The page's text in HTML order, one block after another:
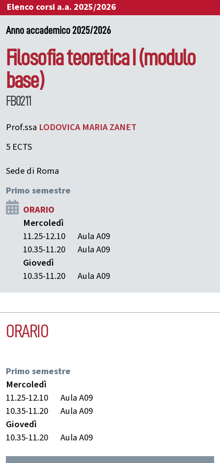
Elenco corsi a.a. 2025/2026
Anno accademico 2025/2026
Filosofia teoretica I (modulo
base)
FB0211
Prof.ssa LODOVICA MARIAZANET
5 ECTS
Sede di Roma
Primo semestre
ORARIO
Mercoledì
11.25-12.10
Aula A09
10.35-11.20
Aula A09
Giovedì
10.35-11.20
Aula A09
ORARIO
Primo semestre
Mercoledì
11.25-12.10
Aula A09
10.35-11.20
Aula A09
Giovedì
10.35-11.20
Aula A09